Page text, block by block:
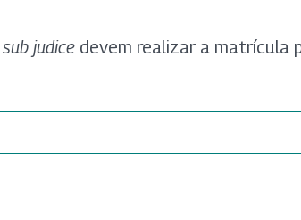
sub judice devem realizar a matrícula